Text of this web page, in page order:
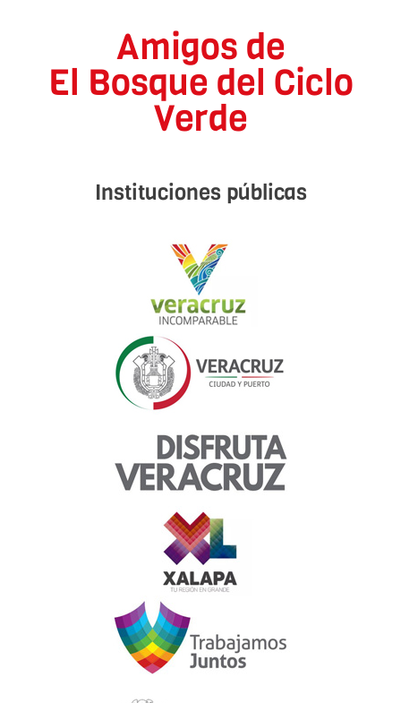
Amigos de
El Bosque del Ciclo
Verde
Instituciones públicas